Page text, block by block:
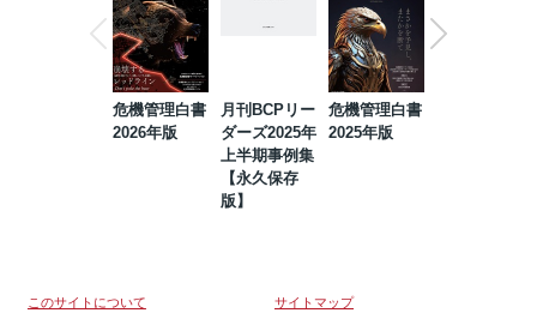
危機管理白書
2026年版
月刊BCPリー
ダーズ2025年
上半期事例集
【永久保存
版】
危機管理白書
2025年版
このサイトについて
サイトマップ